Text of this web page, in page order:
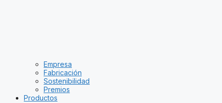
Empresa
Fabricación
Sostenibilidad
Premios
Productos